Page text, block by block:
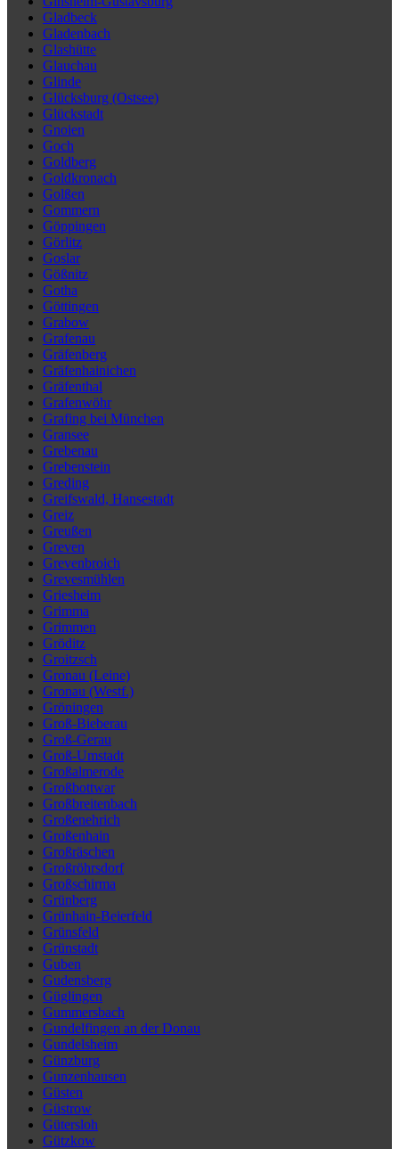
Gladbeck
Gladenbach
Glashütte
Glauchau
Glinde
Glücksburg (Ostsee)
Glückstadt
Gnoien
Goch
Goldberg
Goldkronach
Golßen
Gommern
Göppingen
Görlitz
Goslar
Gößnitz
Gotha
Göttingen
Grabow
Grafenau
Gräfenberg
Gräfenhainichen
Gräfenthal
Grafenwöhr
Grafing bei München
Gransee
Grebenau
Grebenstein
Greding
Greifswald, Hansestadt
Greiz
Greußen
Greven
Grevenbroich
Grevesmühlen
Griesheim
Grimma
Grimmen
Gröditz
Groitzsch
Gronau (Leine)
Gronau (Westf.)
Gröningen
Groß-Bieberau
Groß-Gerau
Groß-Umstadt
Großalmerode
Großbottwar
Großbreitenbach
Großenehrich
Großenhain
Großräschen
Großröhrsdorf
Großschirma
Grünberg
Grünhain-Beierfeld
Grünsfeld
Grünstadt
Guben
Gudensberg
Güglingen
Gummersbach
Gundelfingen an der Donau
Gundelsheim
Günzburg
Gunzenhausen
Güsten
Güstrow
Gütersloh
Gützkow